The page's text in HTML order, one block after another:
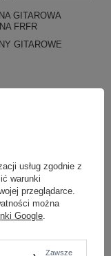
GITAROWA
FRFR
GITAROWE
kHz
STEREO
usług zgodnie z
warunki
przeglądarce.
można
Google.
Zawsze